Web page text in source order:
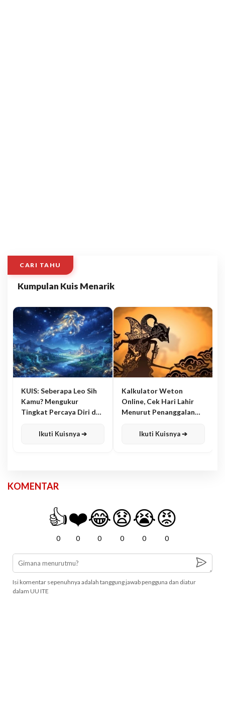
CARI TAHU
Kumpulan Kuis Menarik
KUIS: Seberapa Leo Sih
Kamu? Mengukur
Tingkat Percaya Diri dan
Ikuti Kuisnya ➔
Kalkulator Weton
Online, Cek Hari Lahir
Menurut Penanggalan
Ikuti Kuisnya ➔
KOMENTAR
👍
0
❤️
0
😂
0
😧
0
😭
0
😡
0
Isi komentar sepenuhnya adalah tanggung jawab pengguna dan diatur
dalam UU ITE